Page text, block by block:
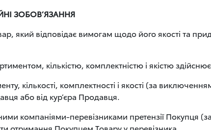
ЗОБОВ’ЯЗАННЯ
який відповідає вимогам щодо його якості та
кількістю, комплектністю і якістю
кількості, комплектності і якості (за
або від кур’єра Продавця.
компаніями-перевізниками претензії